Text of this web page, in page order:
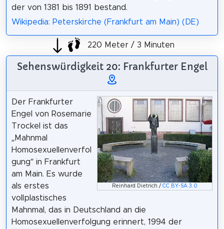
der von 1381 bis 1891 bestand.
Wikipedia: Peterskirche (Frankfurt am Main) (DE)
220 Meter / 3 Minuten
Sehenswürdigkeit 20: Frankfurter Engel
Reinhard Dietrich /CC BY-SA 3.0
Der Frankfurter
Engel von Rosemarie
Trockel ist das
„Mahnmal
Homosexuellenverfol
gung“ in Frankfurt
am Main. Es wurde
als erstes
vollplastisches
Mahnmal, das in Deutschland an die
Homosexuellenverfolgung erinnert, 1994 der